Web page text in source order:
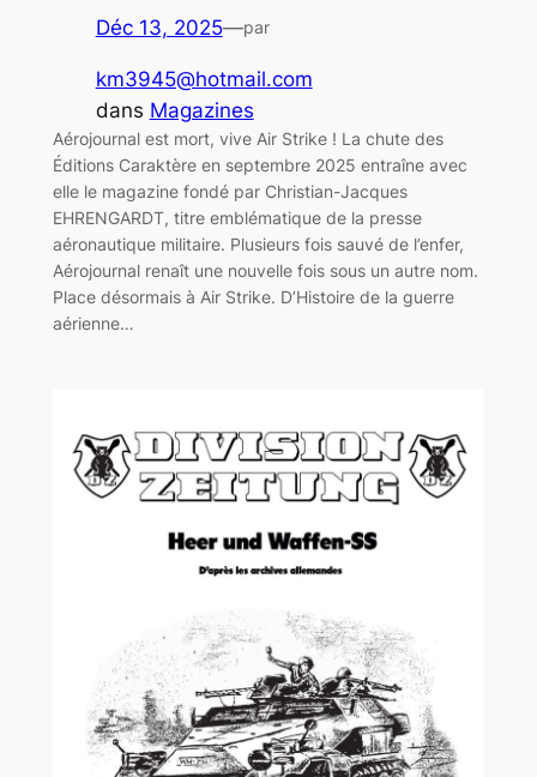
Déc 13, 2025—par
km3945@hotmail.com
dans Magazines
Aérojournal est mort, vive Air Strike ! La chute des
Éditions Caraktère en septembre 2025 entraîne avec
elle le magazine fondé par Christian-Jacques
EHRENGARDT, titre emblématique de la presse
aéronautique militaire. Plusieurs fois sauvé de l’enfer,
Aérojournal renaît une nouvelle fois sous un autre nom.
Place désormais à Air Strike. D’Histoire de la guerre
aérienne…